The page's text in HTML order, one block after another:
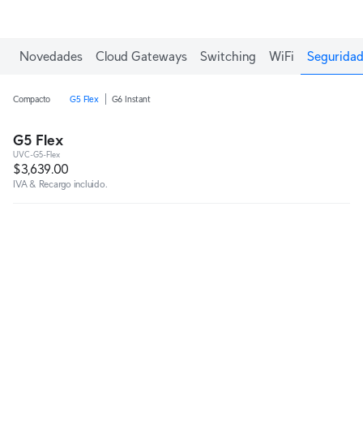
Novedades Cloud Gateways Switching WiFi
Compacto G5 Flex G6 Instant
G5 Flex
UVC-G5-Flex
$3,639.00
IVA & Recargo incluido.